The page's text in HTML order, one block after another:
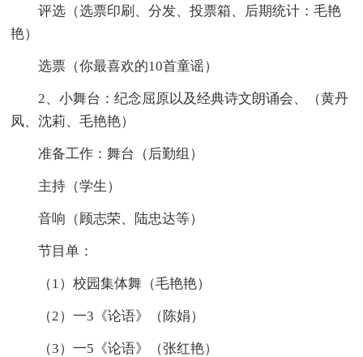
评选（选票印刷、分发、投票箱、后期统计：毛艳
艳）
选票（你最喜欢的10首童谣）
2、小舞台：纪念屈原以及经典诗文朗诵会、（黄丹
凤、沈莉、毛艳艳）
准备工作：舞台（后勤组）
主持（学生）
音响（顾志荣、陆忠达等）
节目单：
（1）校园集体舞（毛艳艳）
（2）一3《论语》（陈娟）
（3）一5《论语》（张红艳）